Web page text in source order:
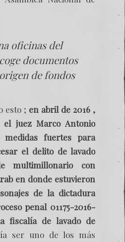
oficinas del
documentos
de fondos
esto ; en abril de 2016 ,
juez Marco Antonio
fuertes para
el delito de lavado
multimillonario con
en donde estuvieron
de la dictadura
penal 01175-2016-
fiscalía de lavado de
ser uno de los más